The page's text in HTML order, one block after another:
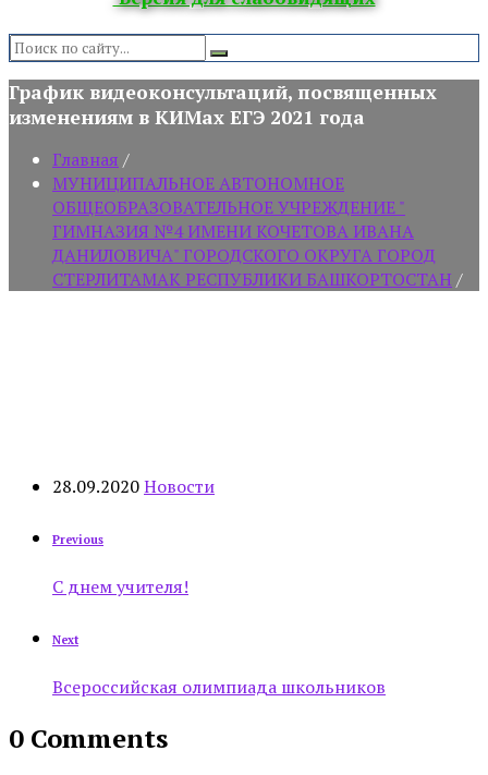
Search:
График видеоконсультаций, посвященных
изменениям в КИМах ЕГЭ 2021 года
Главная /
МУНИЦИПАЛЬНОЕ АВТОНОМНОЕ
ОБЩЕОБРАЗОВАТЕЛЬНОЕ УЧРЕЖДЕНИЕ "
ГИМНАЗИЯ №4 ИМЕНИ КОЧЕТОВА ИВАНА
ДАНИЛОВИЧА" ГОРОДСКОГО ОКРУГА ГОРОД
СТЕРЛИТАМАК РЕСПУБЛИКИ БАШКОРТОСТАН /
28.09.2020Новости
Previous
С днем учителя!
Next
Всероссийская олимпиада школьников
0 Comments